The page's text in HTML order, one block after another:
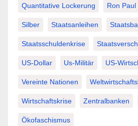
Quantitative Lockerung Ron Paul
Silber Staatsanleihen
Staatsschuldenkrise
US-Dollar Us-Militär US-
Vereinte Nationen
Wirtschaftskrise Zentralbanken
Ökofaschismus